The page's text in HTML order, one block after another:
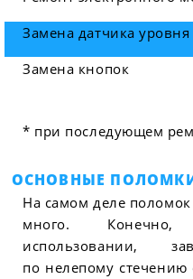
Замена датчика
Замена кнопок
* при последующем
ОСНОВНЫЕ
На самом деле
много.
использовании,
по нелепому стечению